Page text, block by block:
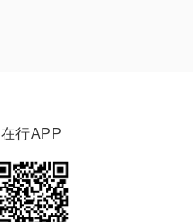
在行APP